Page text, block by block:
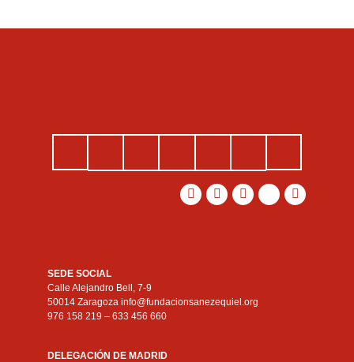
SEDE SOCIAL
Calle Alejandro Bell, 7-9
50014 Zaragoza info@fundacionsanezequiel.org
976 158 219 – 633 456 660
DELEGACIÓN DE MADRID